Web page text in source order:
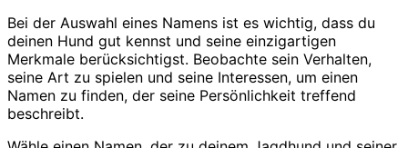
Bei der Auswahl eines Namens ist es wichtig, dass du
deinen Hund gut kennst und seine einzigartigen
Merkmale berücksichtigst. Beobachte sein Verhalten,
seine Art zu spielen und seine Interessen, um einen
Namen zu finden, der seine Persönlichkeit treffend
beschreibt.